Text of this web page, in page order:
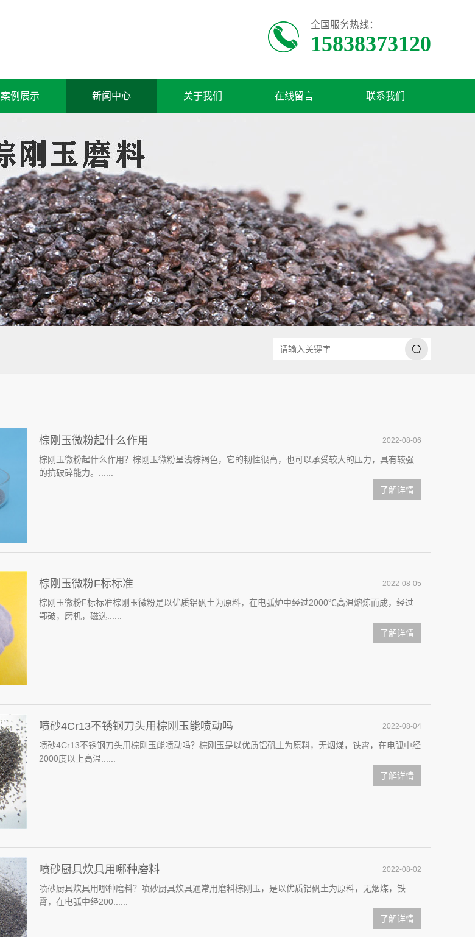
全国服务热线：
15838373120
案例展示 新闻中心 关于我们 在线留言 联系我们
2022-08-06
棕刚玉微粉起什么作用
棕刚玉微粉起什么作用？棕刚玉微粉呈浅棕褐色，它的韧性很高，也可以承受较大的压力，具有较强
的抗破碎能力。......
了解详情
2022-08-05
棕刚玉微粉F标标准
棕刚玉微粉F标标准棕刚玉微粉是以优质铝矾土为原料，在电弧炉中经过2000℃高温熔炼而成，经过
鄂破，磨机，磁选......
了解详情
2022-08-04
喷砂4Cr13不锈钢刀头用棕刚玉能喷动吗
喷砂4Cr13不锈钢刀头用棕刚玉能喷动吗？棕刚玉是以优质铝矾土为原料，无烟煤，铁霄，在电弧中经
2000度以上高温......
了解详情
2022-08-02
喷砂厨具炊具用哪种磨料
喷砂厨具炊具用哪种磨料？喷砂厨具炊具通常用磨料棕刚玉，是以优质铝矾土为原料，无烟煤，铁
霄，在电弧中经200......
了解详情